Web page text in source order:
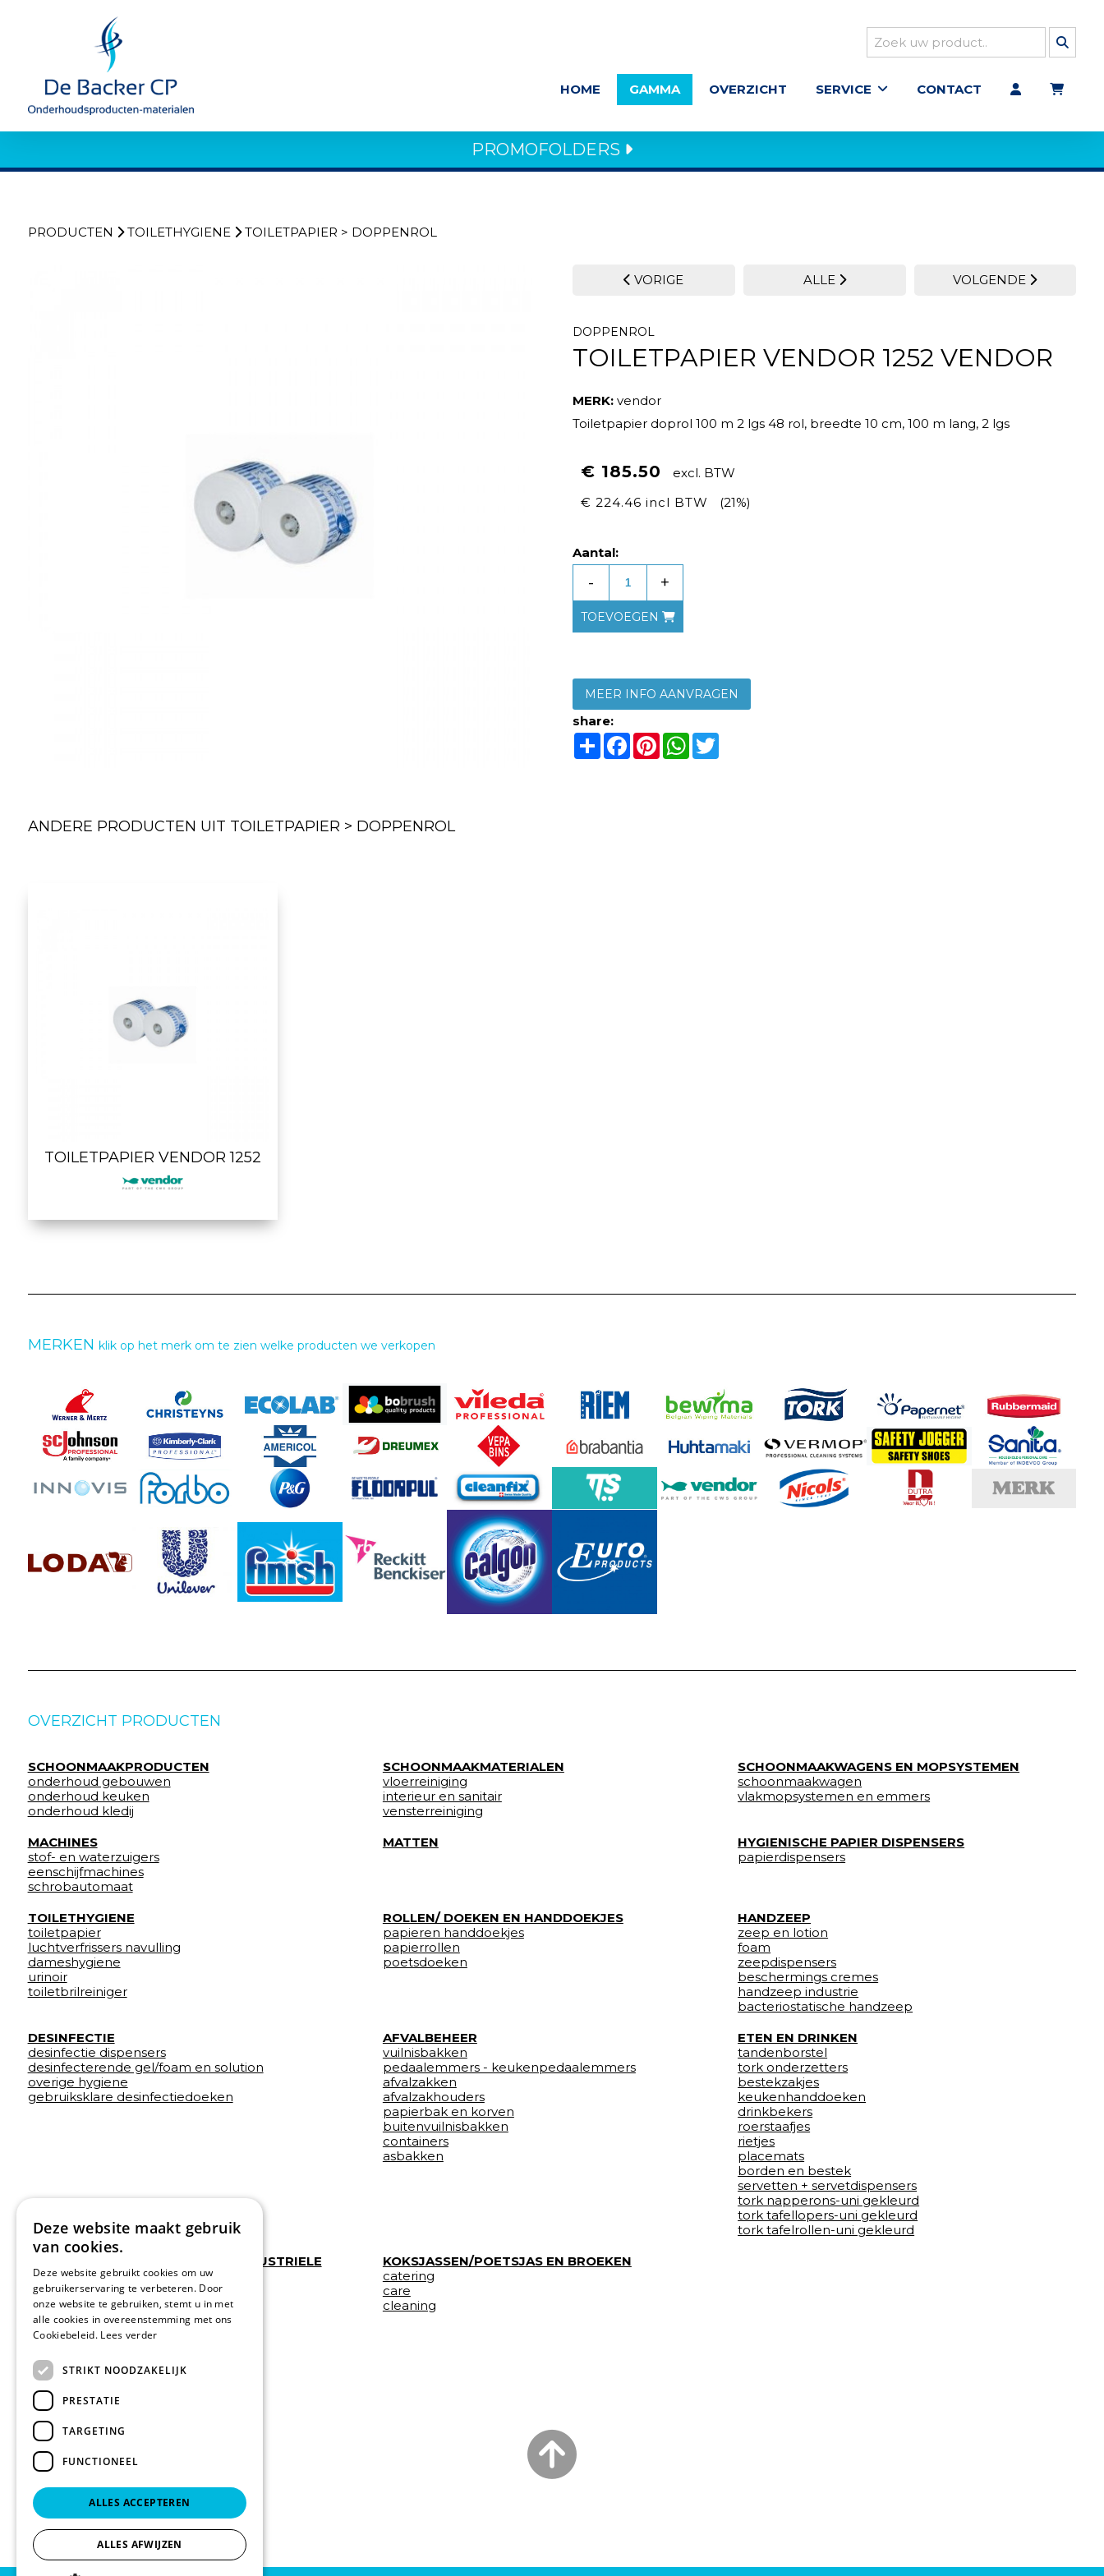
HOME GAMMA OVERZICHT SERVICE CONTACT
PROMOFOLDERS
PRODUCTEN TOILETHYGIENE TOILETPAPIER > DOPPENROL
VORIGE ALLE VOLGENDE
DOPPENROL
TOILETPAPIER VENDOR 1252 VENDOR
MERK: vendor
Toiletpapier doprol 100 m 2 lgs 48 rol, breedte 10 cm, 100 m lang, 2 lgs
€ 185.50
excl. BTW
€ 224.46 incl BTW
(21%)
Aantal:
- +
TOEVOEGEN
MEER INFO AANVRAGEN
share:
ShareFacebook
PinterestWhatsApp
ANDERE PRODUCTEN UIT TOILETPAPIER > DOPPENROL
TOILETPAPIER VENDOR 1252
MERKEN klik op het merk om te zien welke producten we verkopen
OVERZICHT PRODUCTEN
SCHOONMAAKPRODUCTEN
onderhoud gebouwen
onderhoud keuken
onderhoud kledij
SCHOONMAAKMATERIALEN
vloerreiniging
interieur en sanitair
vensterreiniging
SCHOONMAAKWAGENS EN MOPSYSTEMEN
schoonmaakwagen
vlakmopsystemen en emmers
MACHINES
stof- en waterzuigers
eenschijfmachines
schrobautomaat
MATTEN
HYGIENISCHE PAPIER DISPENSERS
papierdispensers
TOILETHYGIENE
toiletpapier
luchtverfrissers navulling
dameshygiene
urinoir
toiletbrilreiniger
ROLLEN/ DOEKEN EN HANDDOEKJES
papieren handdoekjes
papierrollen
poetsdoeken
HANDZEEP
zeep en lotion
foam
zeepdispensers
beschermings cremes
handzeep industrie
bacteriostatische handzeep
DESINFECTIE
desinfectie dispensers
desinfecterende gel/foam en solution
overige hygiene
gebruiksklare desinfectiedoeken
AFVALBEHEER
vuilnisbakken
pedaalemmers - keukenpedaalemmers
afvalzakken
afvalzakhouders
papierbak en korven
buitenvuilnisbakken
containers
asbakken
ETEN EN DRINKEN
tandenborstel
tork onderzetters
bestekzakjes
keukenhanddoeken
drinkbekers
roerstaafjes
rietjes
placemats
borden en bestek
servetten + servetdispensers
tork napperons-uni gekleurd
tork tafellopers-uni gekleurd
tork tafelrollen-uni gekleurd
WERKSCHOENEN + KLOMPEN + INDUSTRIELE
HANDSCHOENEN
werkschoenen safety jogger
klompen sanita
professional foot wear zorg
industriele handschoenen
KOKSJASSEN/POETSJAS EN BROEKEN
catering
care
cleaning
Deze website maakt gebruik
van cookies.
Deze website gebruikt cookies om uw
gebruikerservaring te verbeteren. Door
onze website te gebruiken, stemt u in met
alle cookies in overeenstemming met ons
Cookiebeleid. Lees verder
STRIKT NOODZAKELIJK
PRESTATIE
TARGETING
FUNCTIONEEL
ALLES ACCEPTEREN
ALLES AFWIJZEN